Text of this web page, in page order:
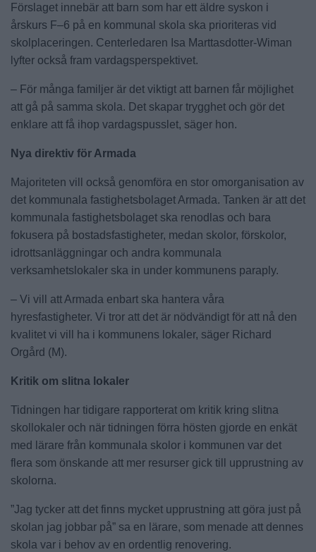
Förslaget innebär att barn som har ett äldre syskon i
årskurs F–6 på en kommunal skola ska prioriteras vid
skolplaceringen. Centerledaren Isa Marttasdotter-Wiman
lyfter också fram vardagsperspektivet.
– För många familjer är det viktigt att barnen får möjlighet
att gå på samma skola. Det skapar trygghet och gör det
enklare att få ihop vardagspusslet, säger hon.
Nya direktiv för Armada
Majoriteten vill också genomföra en stor omorganisation av
det kommunala fastighetsbolaget Armada. Tanken är att det
kommunala fastighetsbolaget ska renodlas och bara
fokusera på bostadsfastigheter, medan skolor, förskolor,
idrottsanläggningar och andra kommunala
verksamhetslokaler ska in under kommunens paraply.
– Vi vill att Armada enbart ska hantera våra
hyresfastigheter. Vi tror att det är nödvändigt för att nå den
kvalitet vi vill ha i kommunens lokaler, säger Richard
Orgård (M).
Kritik om slitna lokaler
Tidningen har tidigare rapporterat om kritik kring slitna
skollokaler och när tidningen förra hösten gjorde en enkät
med lärare från kommunala skolor i kommunen var det
flera som önskande att mer resurser gick till upprustning av
skolorna.
”Jag tycker att det finns mycket upprustning att göra just på
skolan jag jobbar på” sa en lärare, som menade att dennes
skola var i behov av en ordentlig renovering.